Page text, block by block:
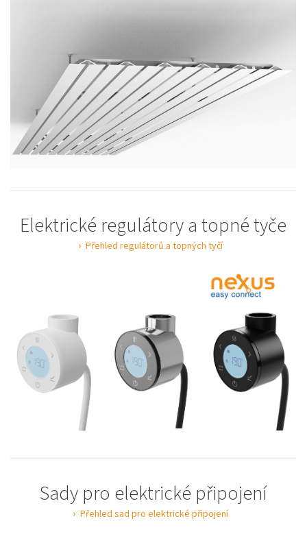
Elektrické regulátory a topné tyče
Přehled regulátorů a topných tyčí
Sady pro elektrické připojení
Přehled sad pro elektrické připojení